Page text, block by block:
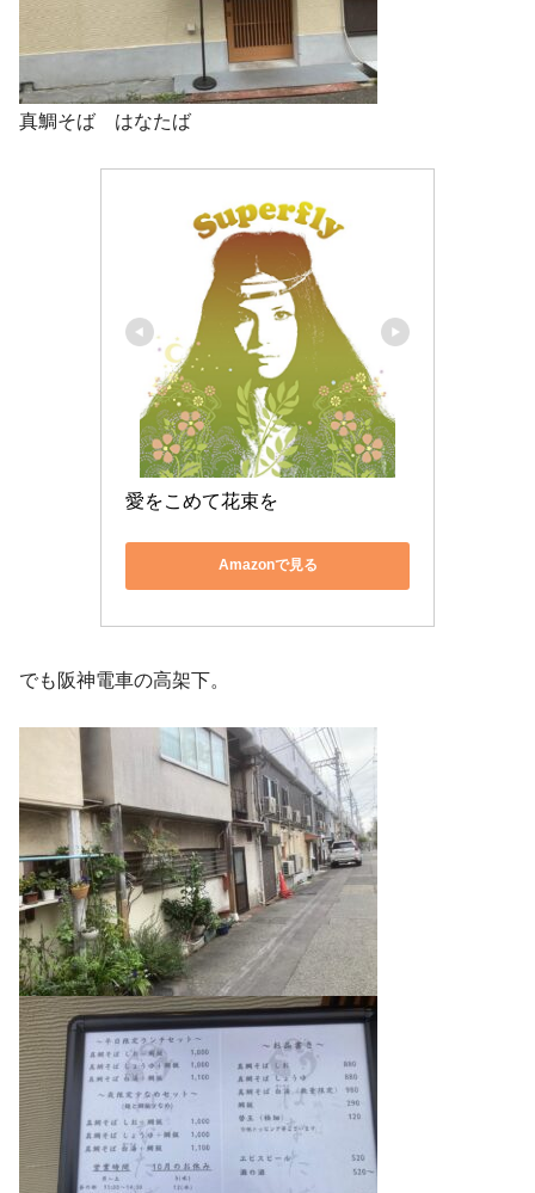
真鯛そば はなたば
愛をこめて花束を
Amazonで見る
でも阪神電車の高架下。